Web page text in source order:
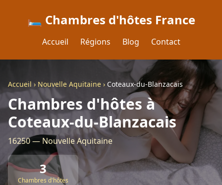
🛏️ Chambres d'hôtes France
Accueil Régions Blog Contact
Accueil › Nouvelle Aquitaine › Coteaux-du-Blanzacais
Chambres d'hôtes à
Coteaux-du-Blanzacais
16250 — Nouvelle Aquitaine
3
Chambres d'hôtes